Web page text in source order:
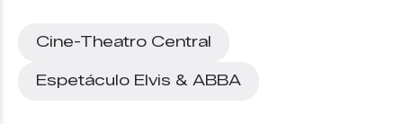
Cine-Theatro Central
Espetáculo Elvis & ABBA